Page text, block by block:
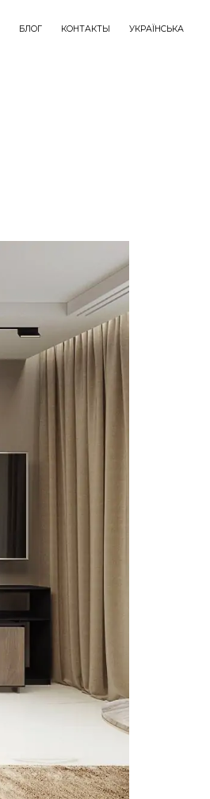
БЛОГ КОНТАКТЫ УКРАЇНСЬКА